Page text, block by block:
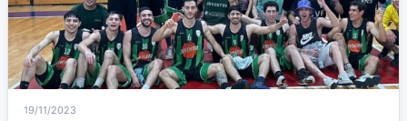
19/11/2023